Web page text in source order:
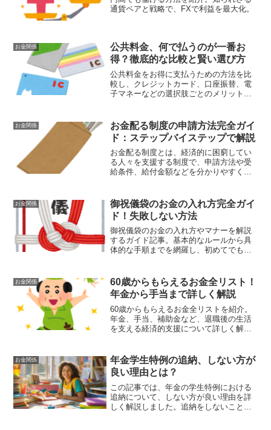
通貨ペアと戦略で、FXで利益を最大化。
お金関係
公共料金、何で払うのが一番お
得？徹底的な比較と賢い選び方
公共料金をお得に支払うための方法を比
較し、クレジットカード、口座振替、電
子マネーなどの選択肢ごとのメリットと
体験談も紹介し、最もお得な支払い手段
を探るガイドとなっています。
お金関係
お金配る制度の申請方法完全ガイ
ド：ステップバイステップで解説
お金配る制度とは、経済的に困窮してい
る人々を支援する制度で、申請方法や受
給条件、給付金額などを分かりやすく解
お金関係
御祝儀袋のお金の入れ方完全ガイ
ド！失敗しない方法
御祝儀袋のお金の入れ方やマナーを解説
するガイド記事。基本的なルールから具
体的な手順までを網羅し、初めてでも安
お金関係
60歳からもらえるお金全リスト！
年金から手当まで詳しく解説
60歳からもらえるお金全リストを紹介。
年金、手当、補助金など、退職後の生活
を支える経済的支援について詳しく解
お金関係
年金学生特例の追納、しない方が
良い理由とは？
この記事では、年金の学生特例における
追納について、しない方が良い理由を詳
しく解説しました。追納をしないことで